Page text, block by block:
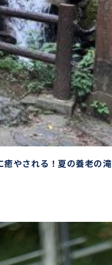
やされる！夏の養老の滝